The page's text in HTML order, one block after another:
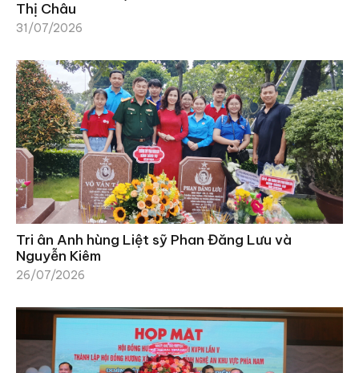
Thị Châu
31/07/2026
Tri ân Anh hùng Liệt sỹ Phan Đăng Lưu và
Nguyễn Kiêm
26/07/2026